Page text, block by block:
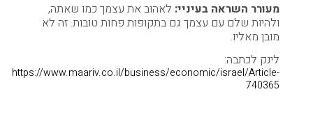
מעורר השראה בעיניי: לאהוב את עצמך כמו שאתה,
ולהיות שלם עם עצמך גם בתקופות פחות טובות. זה לא
מובן מאליו.
לינק לכתבה:
https://www.maariv.co.il/business/economic/israel/Article-
740365